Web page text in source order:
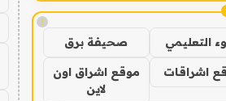
!
التعليمي صحيفة برق
اشراقات
موقع اشراق اون
لاين